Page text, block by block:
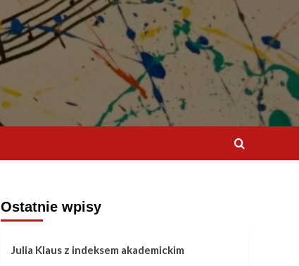
Ostatnie wpisy
Julia Klaus z indeksem akademickim